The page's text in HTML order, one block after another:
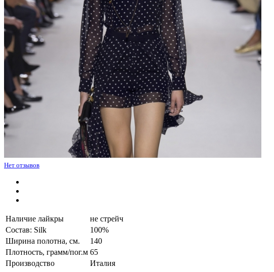
Нет отзывов
Наличие лайкры
не стрейч
Состав: Silk
100%
Ширина полотна, см.
140
Плотность, грамм/пог.м 65
Производство
Италия